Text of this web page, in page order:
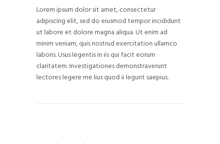
Lorem ipsum dolor sit amet, consectetur
adipiscing elit, sed do eiusmod tempor incididunt
ut labore et dolore magna aliqua. Ut enim ad
minim veniam, quis nostrud exercitation ullamco
laboris. Usus legentis in iis qui facit eorum
claritatem. Investigationes demonstraverunt
lectores legere me lius quod ii legunt saepius.